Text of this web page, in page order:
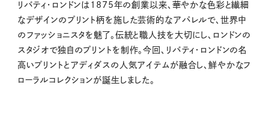
リバティ・ロンドンは1875年の創業以来、華やかな色彩と繊細
なデザインのプリント柄を施した芸術的なアパレルで、世界中
のファッショニスタを魅了。伝統と職人技を大切にし、ロンドンの
スタジオで独自のプリントを制作。今回、リバティ・ロンドンの名
高いプリントとアディダスの人気アイテムが融合し、鮮やかなフ
ローラルコレクションが誕生しました。